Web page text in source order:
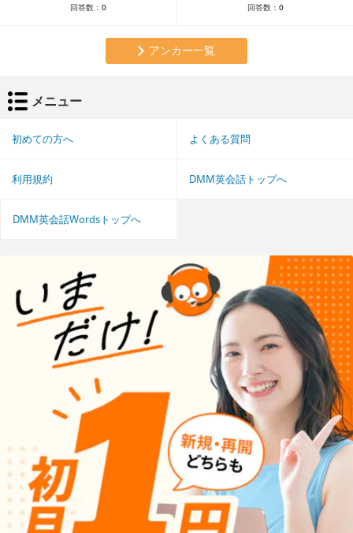
回答数： 0 回答数： 0
アンカー一覧
メニュー
初めての方へ よくある質問
利用規約 DMM英会話トップへ
DMM英会話Wordsトップへ